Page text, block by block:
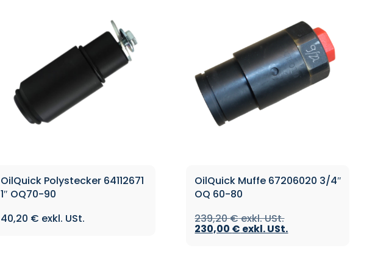
OilQuick Polystecker 64112671
1″ OQ70-90
40,20 €
OilQuick Muffe 67206020 3/4″
OQ 60-80
239,20€
230,00 €